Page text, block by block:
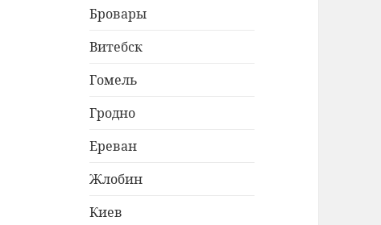
Бровары
Витебск
Гомель
Гродно
Ереван
Жлобин
Киев